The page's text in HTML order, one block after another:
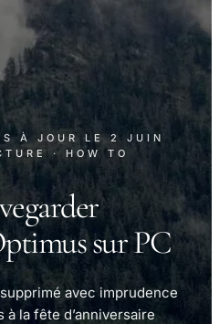
À JOUR LE2 JUIN
· HOW TO
sur PC
avec imprudence
à la fête d’anniversaire